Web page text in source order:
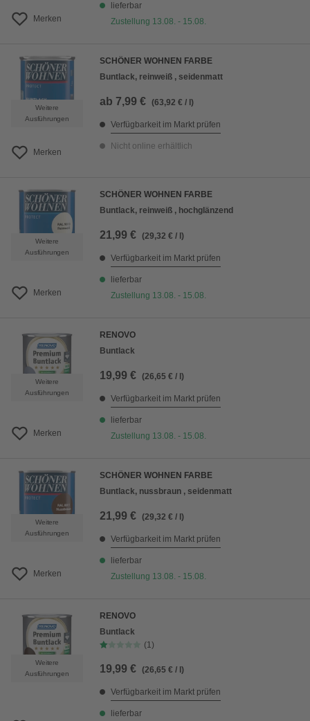
Merken
lieferbar
Zustellung 13.08. - 15.08.
Weitere
Ausführungen
Merken
SCHÖNER WOHNEN FARBE
Buntlack, reinweiß , seidenmatt
ab 7,99 € (63,92 € / l)
Verfügbarkeit im Markt prüfen
Nicht online erhältlich
Weitere
Ausführungen
Merken
SCHÖNER WOHNEN FARBE
Buntlack, reinweiß , hochglänzend
21,99 € (29,32 € / l)
Verfügbarkeit im Markt prüfen
lieferbar
Zustellung 13.08. - 15.08.
Weitere
Ausführungen
Merken
RENOVO
Buntlack
19,99 € (26,65 € / l)
Verfügbarkeit im Markt prüfen
lieferbar
Zustellung 13.08. - 15.08.
Weitere
Ausführungen
Merken
SCHÖNER WOHNEN FARBE
Buntlack, nussbraun , seidenmatt
21,99 € (29,32 € / l)
Verfügbarkeit im Markt prüfen
lieferbar
Zustellung 13.08. - 15.08.
Weitere
Ausführungen
RENOVO
Buntlack
(1)
19,99 € (26,65 € / l)
Verfügbarkeit im Markt prüfen
lieferbar